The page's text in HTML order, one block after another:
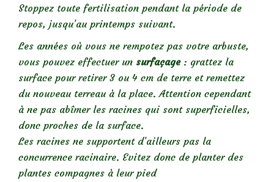
Stoppez toute fertilisation pendant la période de
repos, jusqu’au printemps suivant.
Les années où vous ne rempotez pas votre arbuste,
vous pouvez effectuer un surfaçage: grattez la
surface pour retirer 3 ou 4 cm de terre et remettez
du nouveau terreau à la place. Attention cependant
à ne pas abîmer les racines qui sont superficielles,
donc proches de la surface.
Les racines ne supportent d’ailleurs pas la
concurrence racinaire. Evitez donc de planter des
plantes compagnes à leur pied